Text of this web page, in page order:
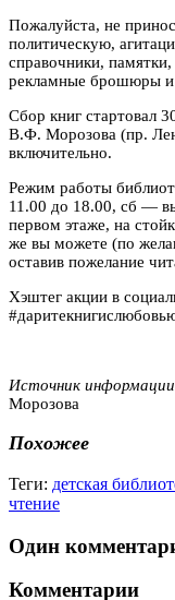
Пожалуйста, не
политическую,
справочники,
рекламные брошюры и
Сбор книг стартовал
В.Ф. Морозова (пр.
включительно.
Режим работы
11.00 до 18.00, сб —
первом этаже, на
же вы можете (по
оставив пожелание
Хэштег акции в
Источник
Морозова
Похожее
Теги: детская
чтение
Один
Комментарии